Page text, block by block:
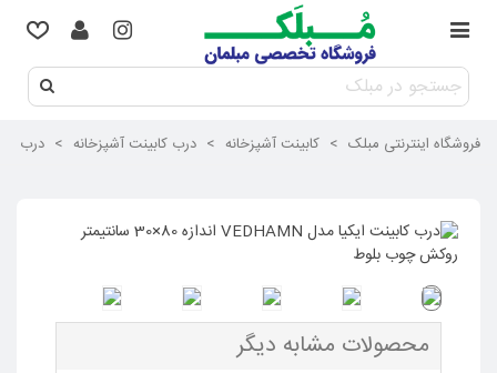
فروشگاه اینترنتی مبلک > کابینت آشپزخانه > درب کابینت آشپزخانه > درب
محصولات مشابه دیگر